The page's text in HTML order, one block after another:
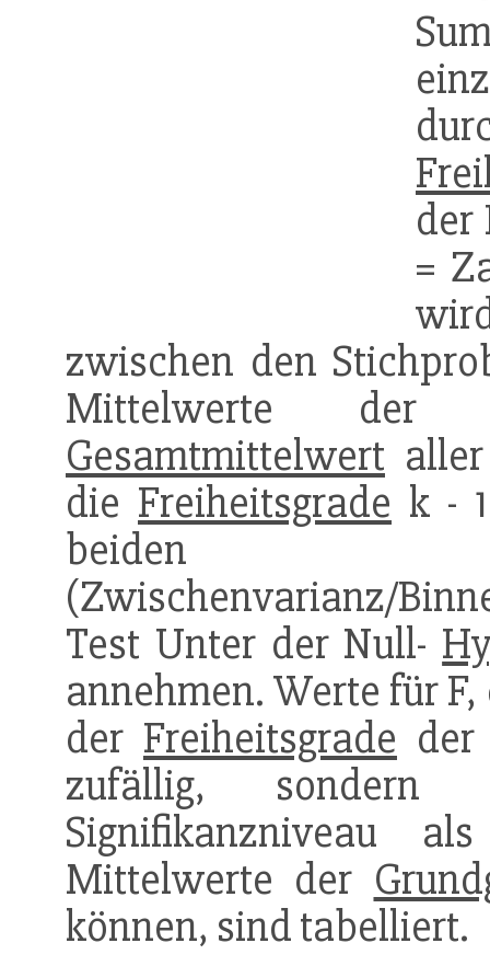
der
=
zwischen den
Mittelwerte der
Gesamtmittelwert
die Freiheitsgrade k -
beiden
(Zwischenvarianz/
Test Unter der Null-
annehmen. Werte für
der Freiheitsgrade
zufällig, sondern
Signifikanzniveau
Mittelwerte der
können, sind tabelliert.